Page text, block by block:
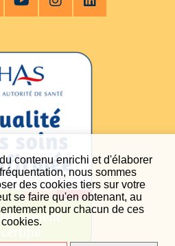
contenu enrichi et d'élaborer
nous sommes
des cookies tiers sur votre
se faire qu'en obtenant, au
pour chacun de ces
cookies.